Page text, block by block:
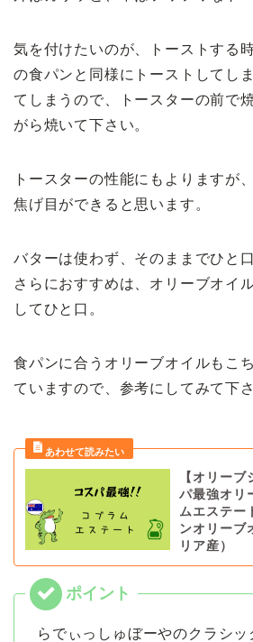
気を付けたいのが、トーストする
の食パンと同様にトーストしてし
てしまうので、トースターの前で
がら焼いて下さい。
トースターの性能にもよりますが
焦げ目ができると思います。
バターは使わず、そのままでひと口
さらにおすすめは、オリーブオイ
してひと口。
食パンに合うオリーブオイルもこ
ていますので、参考にしてみて下
【オリー
パ最強オリ
ムエステー
ンオリーブ
リア産）
らでぃっしゅぼーやのクラシッ